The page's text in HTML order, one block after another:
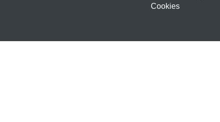
Cookies